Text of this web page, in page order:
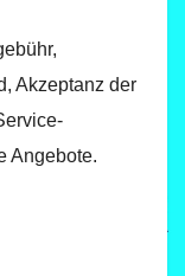
Akzeptanz der
Angebote.